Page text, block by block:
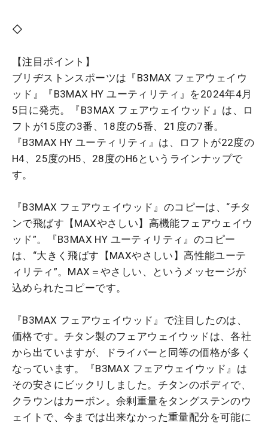
◇
【注目ポイント】
ブリヂストンスポーツは『B3MAX フェアウェイウ
ッド』『B3MAX HY ユーティリティ』を2024年4月
5日に発売。『B3MAX フェアウェイウッド』は、ロ
フトが15度の3番、18度の5番、21度の7番。
『B3MAX HY ユーティリティ』は、ロフトが22度の
H4、25度のH5、28度のH6というラインナップで
す。
『B3MAX フェアウェイウッド』のコピーは、“チタ
ンで飛ばす【MAXやさしい】高機能フェアウェイウ
ッド”。『B3MAX HY ユーティリティ』のコピー
は、“大きく飛ばす【MAXやさしい】高性能ユーテ
ィリティ”。MAX＝やさしい、というメッセージが
込められたコピーです。
『B3MAX フェアウェイウッド』で注目したのは、
価格です。チタン製のフェアウェイウッドは、各社
から出ていますが、ドライバーと同等の価格が多く
なっています。『B3MAX フェアウェイウッド』は
その安さにビックリしました。チタンのボディで、
クラウンはカーボン。余剰重量をタングステンのウ
ェイトで、今までは出来なかった重量配分を可能に